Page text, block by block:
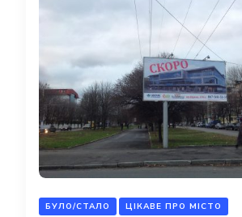
БУЛО/СТАЛО ЦІКАВЕ ПРО МІСТО